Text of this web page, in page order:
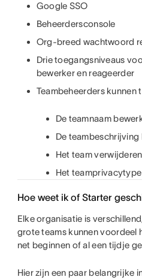
Google SSO
Beheerdersconsole
Org-breed wachtwoord
Drie toegangsniveaus
bewerker en reageerder
Teambeheerders kunnen
De teamnaam
De teambeschrijving
Het team verwijderen
Het
Hoe weet ik of Starter
Elke organisatie is
grote teams kunnen voordeel
net beginnen of al een tijdje
Hier zijn een paar belangrijke